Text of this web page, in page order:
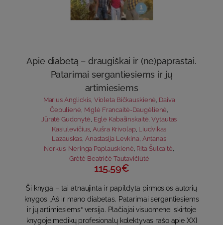
Apie diabetą – draugiškai ir (ne)paprastai.
Patarimai sergantiesiems ir jų
artimiesiems
Marius Anglickis, Violeta Bičkauskienė Daiva
Čepulienė Miglė Francaitė-Daugėlienė
Jūratė Gudonytė, Eglė Kabašinskaitė,Vytautas
Kasiulevičius, Aušra Krivolap, Liudvikas
Lazauskas,Anastasija Levkina, Antanas
Norkus, Neringa Paplauskienė Rita Šulcaitė
Grėtė Beatričė Tautavičiūtė
115.59€
Ši knyga – tai atnaujinta ir papildyta pirmosios autorių
knygos „Aš ir mano diabetas. Patarimai sergantiesiems
ir jų artimiesiems“ versija. Plačiajai visuomenei skirtoje
knygoje medikų profesionalų kolektyvas rašo apie XXI